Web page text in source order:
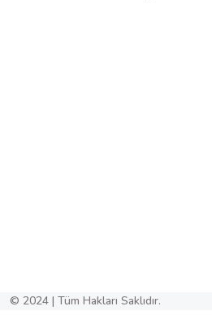
© 2024 | Tüm Hakları Saklıdır.